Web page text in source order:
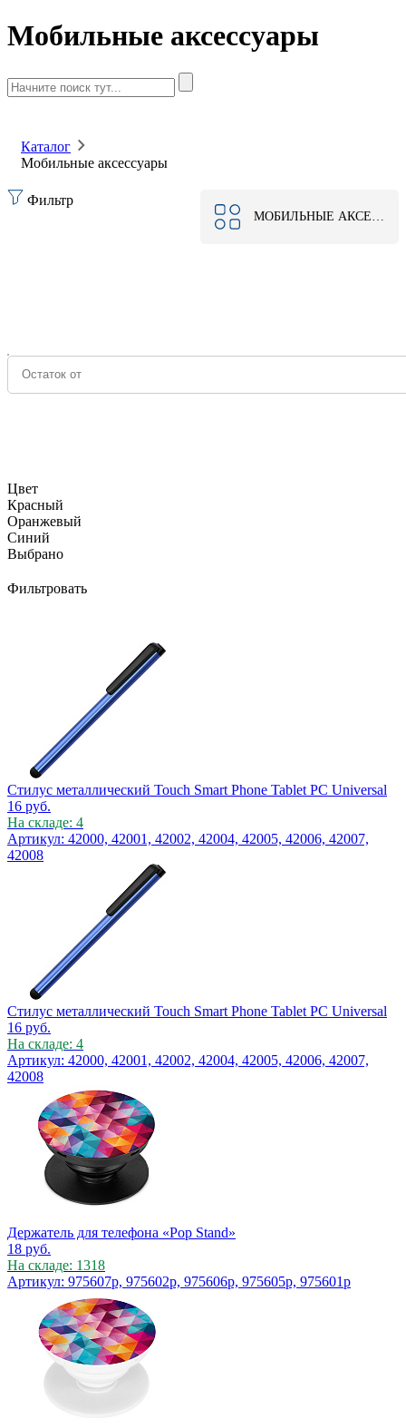
Мобильные аксессуары
Каталог
Мобильные аксессуары
Фильтр
Цвет
Красный
Оранжевый
Синий
Выбрано
Фильтровать
Стилус металлический Touch Smart Phone Tablet PC Universal
16 руб.
На складе: 4
Артикул: 42000, 42001, 42002, 42004, 42005, 42006, 42007,
42008
Стилус металлический Touch Smart Phone Tablet PC Universal
16 руб.
На складе: 4
Артикул: 42000, 42001, 42002, 42004, 42005, 42006, 42007,
42008
Держатель для телефона «Pop Stand»
18 руб.
На складе: 1318
Артикул: 975607p, 975602p, 975606p, 975605p, 975601p